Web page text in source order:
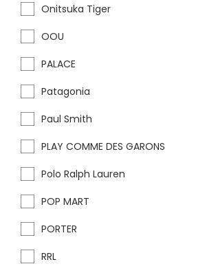
Onitsuka Tiger
OOU
PALACE
Patagonia
Paul Smith
PLAY COMME DES GARONS
Polo Ralph Lauren
POP MART
PORTER
RRL